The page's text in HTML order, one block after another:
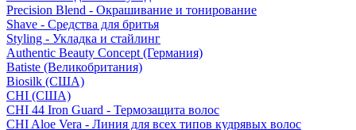
Precision Blend - Окрашивание и тонирование
Shave - Средства для бритья
Styling - Укладка и стайлинг
Authentic Beauty Concept (Германия)
Batiste (Великобритания)
Biosilk (США)
CHI (США)
CHI 44 Iron Guard - Термозащита волос
CHI Aloe Vera - Линия для всех типов кудрявых волос